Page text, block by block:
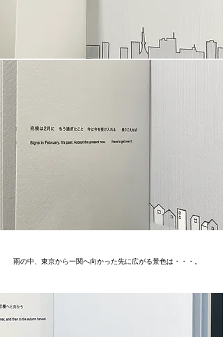
雨の中、東京から一関へ向かった先に広がる景色は・・・。